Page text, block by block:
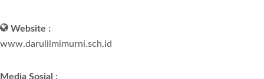
Website :
www.darulilmimurni.sch.id
Media Sosial :